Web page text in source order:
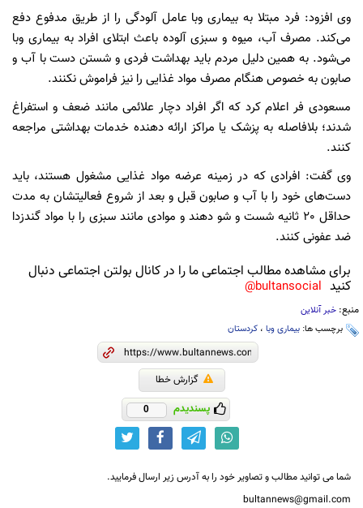
وی افزود: فرد مبتلا به بیماری وبا عامل آلودگی را از طریق مدفوع دفع
می‌کند. مصرف آب، میوه و سبزی آلوده باعث ابتلای افراد به بیماری وبا
می‌شود. به همین دلیل مردم باید بهداشت فردی و شستن دست با آب و
صابون به خصوص هنگام مصرف مواد غذایی را نیز فراموش نکنند.
مسعودی فر اعلام کرد که اگر افراد دچار علائمی مانند ضعف و استفراغ
شدند؛ بلافاصله به پزشک یا مراکز ارائه دهنده خدمات بهداشتی مراجعه
کنند.
وی گفت: افرادی که در زمینه عرضه مواد غذایی مشغول هستند، باید
دست‌های خود را با آب و صابون قبل و بعد از شروع فعالیتشان به مدت
حداقل ۲٠ ثانیه شست و شو دهند و موادی مانند سبزی را با مواد گندزدا
ضد عفونی کنند.
برای مشاهده مطالب اجتماعی ما را در کانال بولتن اجتماعی دنبال
کنید bultansocial@
منبع: خبر آنلاین
برچسب ها: بیماری وبا ، کردستان
گزارش خطا
پسندیدم 0
شما می توانید مطالب و تصاویر خود را به آدرس زیر ارسال فرمایید.
bultannews@gmail.com